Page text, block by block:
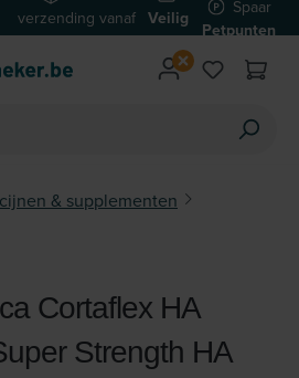
verzending vanaf
€59
Veilig
betalen
Spaar
Petpunten
& supplementen
Cortaflex HA
Strength HA